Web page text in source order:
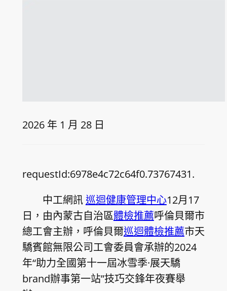
2026 年 1 月 28 日
requestId:6978e4c72c64f0.73767431.
中工網訊巡迴健康管理中心12月17
日，由內蒙古自治區體檢推薦呼倫貝爾市
總工會主辦，呼倫貝爾巡迴體檢推薦市天
驕賓館無限公司工會委員會承辦的2024
年“助力全國第十一屆冰雪季·展天驕
brand辦事第一站”技巧交鋒年夜賽舉